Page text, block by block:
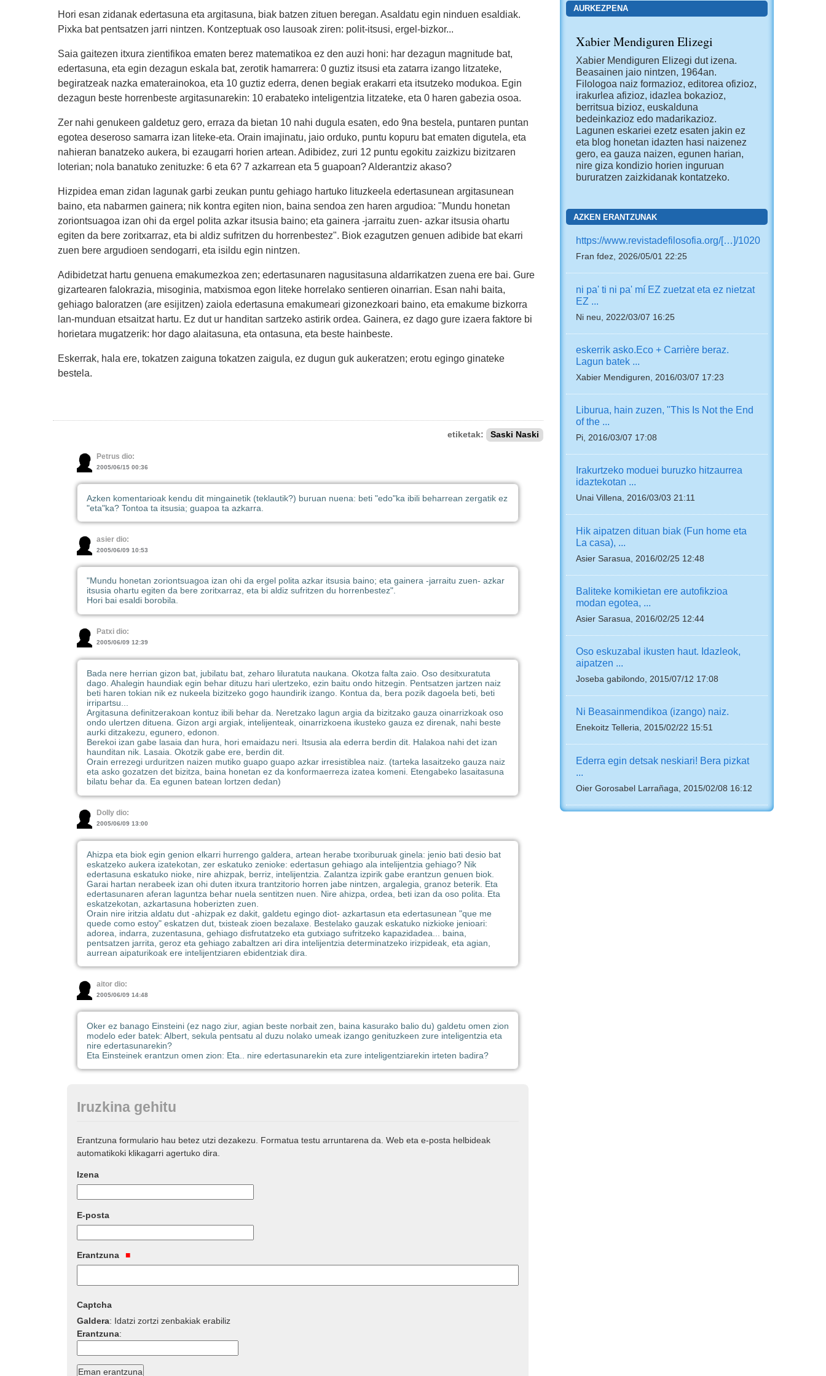
Hori esan zidanak edertasuna eta argitasuna, biak batzen zituen beregan. Asaldatu egin ninduen esaldiak.
Pixka bat pentsatzen jarri nintzen. Kontzeptuak oso lausoak ziren: polit-itsusi, ergel-bizkor...
Saia gaitezen itxura zientifikoa ematen berez matematikoa ez den auzi honi: har dezagun magnitude bat,
edertasuna, eta egin dezagun eskala bat, zerotik hamarrera: 0 guztiz itsusi eta zatarra izango litzateke,
begiratzeak nazka ematerainokoa, eta 10 guztiz ederra, denen begiak erakarri eta itsutzeko modukoa. Egin
dezagun beste horrenbeste argitasunarekin: 10 erabateko inteligentzia litzateke, eta 0 haren gabezia osoa.
Zer nahi genukeen galdetuz gero, erraza da bietan 10 nahi dugula esaten, edo 9na bestela, puntaren puntan
egotea deseroso samarra izan liteke-eta. Orain imajinatu, jaio orduko, puntu kopuru bat ematen digutela, eta
nahieran banatzeko aukera, bi ezaugarri horien artean. Adibidez, zuri 12 puntu egokitu zaizkizu bizitzaren
loterian; nola banatuko zenituzke: 6 eta 6? 7 azkarrean eta 5 guapoan? Alderantziz akaso?
Hizpidea eman zidan lagunak garbi zeukan puntu gehiago hartuko lituzkeela edertasunean argitasunean
baino, eta nabarmen gainera; nik kontra egiten nion, baina sendoa zen haren argudioa: "Mundu honetan
zoriontsuagoa izan ohi da ergel polita azkar itsusia baino; eta gainera -jarraitu zuen- azkar itsusia ohartu
egiten da bere zoritxarraz, eta bi aldiz sufritzen du horrenbestez". Biok ezagutzen genuen adibide bat ekarri
zuen bere argudioen sendogarri, eta isildu egin nintzen.
Adibidetzat hartu genuena emakumezkoa zen; edertasunaren nagusitasuna aldarrikatzen zuena ere bai. Gure
gizartearen falokrazia, misoginia, matxismoa egon liteke horrelako sentieren oinarrian. Esan nahi baita,
gehiago baloratzen (are esijitzen) zaiola edertasuna emakumeari gizonezkoari baino, eta emakume bizkorra
lan-munduan etsaitzat hartu. Ez dut ur handitan sartzeko astirik ordea. Gainera, ez dago gure izaera faktore bi
horietara mugatzerik: hor dago alaitasuna, eta ontasuna, eta beste hainbeste.
Eskerrak, hala ere, tokatzen zaiguna tokatzen zaigula, ez dugun guk aukeratzen; erotu egingo ginateke
bestela.
etiketak: Saski Naski
Petrus dio:
2005/06/15 00:36
Azken komentarioak kendu dit mingainetik (teklautik?) buruan nuena: beti "edo"ka ibili beharrean zergatik ez
"eta"ka? Tontoa ta itsusia; guapoa ta azkarra.
asier dio:
2005/06/09 10:53
"Mundu honetan zoriontsuagoa izan ohi da ergel polita azkar itsusia baino; eta gainera -jarraitu zuen- azkar
itsusia ohartu egiten da bere zoritxarraz, eta bi aldiz sufritzen du horrenbestez".
Hori bai esaldi borobila.
Patxi dio:
2005/06/09 12:39
Bada nere herrian gizon bat, jubilatu bat, zeharo liluratuta naukana. Okotza falta zaio. Oso desitxuratuta
dago. Ahalegin haundiak egin behar dituzu hari ulertzeko, ezin baitu ondo hitzegin. Pentsatzen jartzen naiz
beti haren tokian nik ez nukeela bizitzeko gogo haundirik izango. Kontua da, bera pozik dagoela beti, beti
irripartsu...
Argitasuna definitzerakoan kontuz ibili behar da. Neretzako lagun argia da bizitzako gauza oinarrizkoak oso
ondo ulertzen dituena. Gizon argi argiak, intelijenteak, oinarrizkoena ikusteko gauza ez direnak, nahi beste
aurki ditzakezu, egunero, edonon.
Berekoi izan gabe lasaia dan hura, hori emaidazu neri. Itsusia ala ederra berdin dit. Halakoa nahi det izan
haunditan nik. Lasaia. Okotzik gabe ere, berdin dit.
Orain errezegi urduritzen naizen mutiko guapo guapo azkar irresistiblea naiz. (tarteka lasaitzeko gauza naiz
eta asko gozatzen det bizitza, baina honetan ez da konformaerreza izatea komeni. Etengabeko lasaitasuna
bilatu behar da. Ea egunen batean lortzen dedan)
Dolly dio:
2005/06/09 13:00
Ahizpa eta biok egin genion elkarri hurrengo galdera, artean herabe txoriburuak ginela: jenio bati desio bat
eskatzeko aukera izatekotan, zer eskatuko zenioke: edertasun gehiago ala intelijentzia gehiago? Nik
edertasuna eskatuko nioke, nire ahizpak, berriz, intelijentzia. Zalantza izpirik gabe erantzun genuen biok.
Garai hartan nerabeek izan ohi duten itxura trantzitorio horren jabe nintzen, argalegia, granoz beterik. Eta
edertasunaren aferan laguntza behar nuela sentitzen nuen. Nire ahizpa, ordea, beti izan da oso polita. Eta
eskatzekotan, azkartasuna hoberizten zuen.
Orain nire iritzia aldatu dut -ahizpak ez dakit, galdetu egingo diot- azkartasun eta edertasunean "que me
quede como estoy" eskatzen dut, txisteak zioen bezalaxe. Bestelako gauzak eskatuko nizkioke jenioari:
adorea, indarra, zuzentasuna, gehiago disfrutatzeko eta gutxiago sufritzeko kapazidadea... baina,
pentsatzen jarrita, geroz eta gehiago zabaltzen ari dira intelijentzia determinatzeko irizpideak, eta agian,
aurrean aipaturikoak ere intelijentziaren ebidentziak dira.
aitor dio:
2005/06/09 14:48
Oker ez banago Einsteini (ez nago ziur, agian beste norbait zen, baina kasurako balio du) galdetu omen zion
modelo eder batek: Albert, sekula pentsatu al duzu nolako umeak izango genituzkeen zure inteligentzia eta
nire edertasunarekin?
Eta Einsteinek erantzun omen zion: Eta.. nire edertasunarekin eta zure inteligentziarekin irteten badira?
Iruzkina gehitu
Erantzuna formulario hau betez utzi dezakezu. Formatua testu arruntarena da. Web eta e-posta helbideak
automatikoki klikagarri agertuko dira.
Izena
E-posta
Erantzuna
Captcha
Galdera: Idatzi zortzi zenbakiak erabiliz
Erantzuna:
AURKEZPENA
Xabier Mendiguren Elizegi
Xabier Mendiguren Elizegi dut izena.
Beasainen jaio nintzen, 1964an.
Filologoa naiz formazioz, editorea ofizioz,
irakurlea afizioz, idazlea bokazioz,
berritsua bizioz, euskalduna
bedeinkazioz edo madarikazioz.
Lagunen eskariei ezetz esaten jakin ez
eta blog honetan idazten hasi naizenez
gero, ea gauza naizen, egunen harian,
nire giza kondizio horien inguruan
bururatzen zaizkidanak kontatzeko.
AZKEN ERANTZUNAK
https://www.revistadefilosofia.org/[…]/1020
Fran fdez, 2026/05/01 22:25
ni pa' ti ni pa' mí EZ zuetzat eta ez nietzat
EZ ...
Ni neu, 2022/03/07 16:25
eskerrik asko.Eco + Carrière beraz.
Lagun batek ...
Xabier Mendiguren, 2016/03/07 17:23
Liburua, hain zuzen, "This Is Not the End
of the ...
Pi, 2016/03/07 17:08
Irakurtzeko moduei buruzko hitzaurrea
idaztekotan ...
Unai Villena, 2016/03/03 21:11
Hik aipatzen dituan biak (Fun home eta
La casa), ...
Asier Sarasua, 2016/02/25 12:48
Baliteke komikietan ere autofikzioa
modan egotea, ...
Asier Sarasua, 2016/02/25 12:44
Oso eskuzabal ikusten haut. Idazleok,
aipatzen ...
Joseba gabilondo, 2015/07/12 17:08
Ni Beasainmendikoa (izango) naiz.
Enekoitz Telleria, 2015/02/22 15:51
Ederra egin detsak neskiari! Bera pizkat
...
Oier Gorosabel Larrañaga, 2015/02/08 16:12